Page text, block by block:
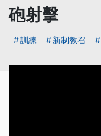
砲射擊
訓練 新制教召